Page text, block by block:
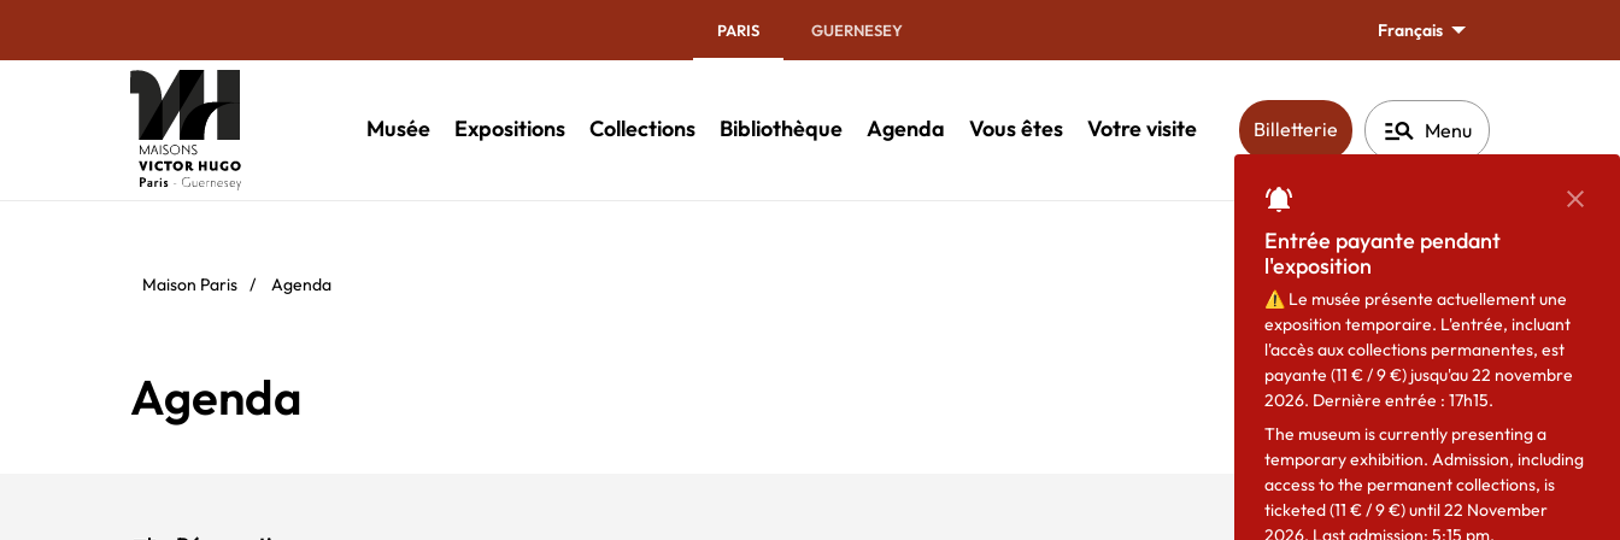
PARIS GUERNESEY Français
Musée Expositions Collections Bibliothèque Agenda Vous êtes Votre visite Billetterie (ouverture dans une nouvelle
manage_search Menu
Maison Paris / Agenda
Agenda
Entrée payante pendant
l'exposition
⚠️ Le musée présente actuellement une
exposition temporaire. L'entrée, incluant
l'accès aux collections permanentes, est
payante (11 € / 9 €) jusqu'au 22 novembre
2026. Dernière entrée : 17h15.
The museum is currently presenting a
temporary exhibition. Admission, including
access to the permanent collections, is
ticketed (11 € / 9 €) until 22 November
2026. Last admission: 5:15 pm.